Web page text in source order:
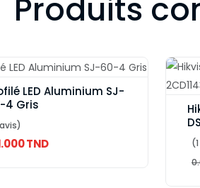
Produits
LED Aluminium SJ-
4 Gris
TND